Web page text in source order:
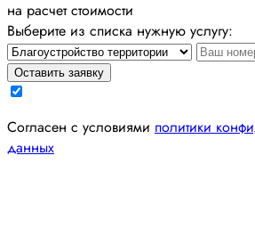
на расчет стоимости
Выберите из списка нужную услугу:
Оставить заявку
Cогласен с условиями политики
данных